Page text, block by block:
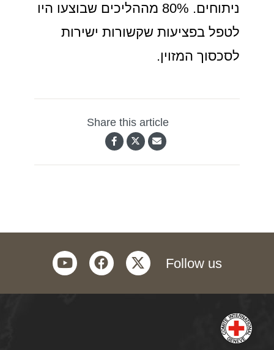
ניתוחים. 80% מההליכים שבוצעו היו
לטפל בפציעות שקשורות ישירות
לסכסוך המזוין.
Share this article
Follow us
twitter
facebook
youtube